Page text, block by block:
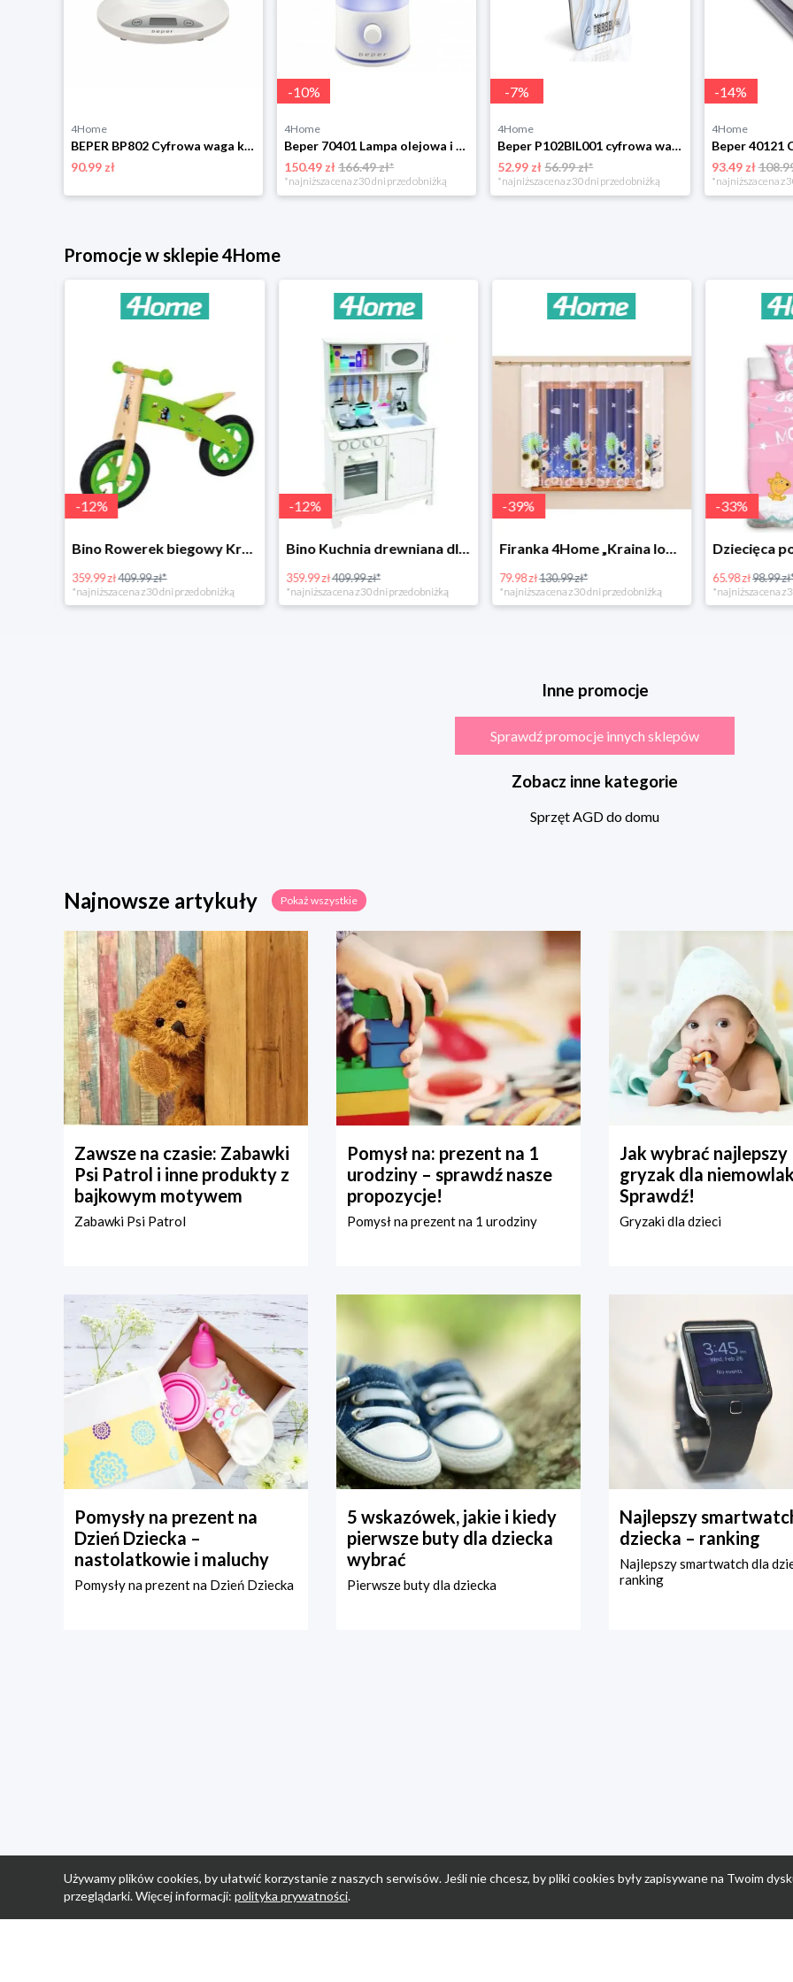
4Home
BEPER BP802 Cyfrowa waga kuchenna z miską Beper
90.99 zł
-10%
4Home
Beper 70401 Lampa olejowa i nawilżacz z oświetleniem LED
150.49 zł166.49 zł*
*najniższa cena z 30 dni przed obniżką
-7%
4Home
Beper P102BIL001 cyfrowa waga kuchenna Marble
52.99 zł56.99 zł*
*najniższa cena z 30 dni przed obniżką
-14%
4Home
93.49 zł
*najniższa cena z
Promocje w sklepie 4Home
-12%
Bino Rowerek biegowy Krecik
359.99 zł409.99 zł*
*najniższa cena z 30 dni przed obniżką
-12%
Bino Kuchnia drewniana dla dzieci Provence
359.99 zł409.99 zł*
*najniższa cena z 30 dni przed obniżką
-39%
Firanka 4Home „Kraina lodu” (Frozen)
79.98 zł130.99 zł*
*najniższa cena z 30 dni przed obniżką
-33%
65.98 zł 98.99 zł*
*najniższa cena z
Inne promocje
Sprawdź promocje innych sklepów
Zobacz inne kategorie
Sprzęt AGD do domu
Najnowsze artykuły Pokaż wszystkie
Zawsze na czasie: Zabawki
Psi Patrol i inne produkty z
bajkowym motywem
Zabawki Psi Patrol
Pomysł na: prezent na 1
urodziny – sprawdź nasze
propozycje!
Pomysł na prezent na 1 urodziny
Jak wybrać najlepszy
gryzak dla
Sprawdź!
Gryzaki dla dzieci
Pomysły na prezent na
Dzień Dziecka –
nastolatkowie i maluchy
Pomysły na prezent na Dzień Dziecka
5 wskazówek, jakie i kiedy
pierwsze buty dla dziecka
wybrać
Pierwsze buty dla dziecka
Najlepszy
dziecka – ranking
Najlepszy smartwatch dla
ranking
Używamy plików cookies, by ułatwić korzystanie z naszych serwisów. Jeśli nie chcesz, by pliki cookies były zapisywane na Twoim
przeglądarki. Więcej informacji: polityka prywatności.